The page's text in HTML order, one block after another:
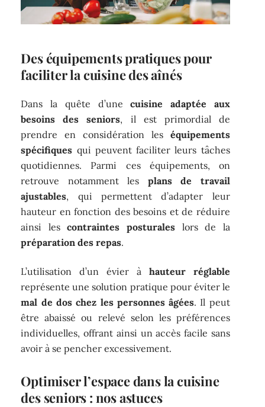
Des équipements pratiques pour
faciliter la cuisine des aînés
Dans la quête d’unecuisine adaptée aux
besoins des seniors, il est primordial de
prendre en considération les équipements
spécifiques qui peuvent faciliter leurs tâches
quotidiennes. Parmi ces équipements, on
retrouve notamment les plans de travail
ajustables, qui permettent d’adapter leur
hauteur en fonction des besoins et de réduire
ainsi lescontraintes posturales lors de la
préparation des repas.
L’utilisation d’un évier à hauteur réglable
représente une solution pratique pour éviter le
mal de dos chez les personnes âgées. Il peut
être abaissé ou relevé selon les préférences
individuelles, offrant ainsi un accès facile sans
avoir à se pencher excessivement.
Optimiser l’espace dans la cuisine
des seniors : nos astuces